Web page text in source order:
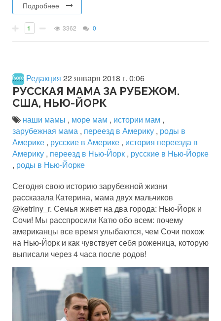
Подробнее
1 3362 0
Редакция 22 января 2018 г. 0:06
РУССКАЯ МАМА ЗА РУБЕЖОМ.
США, НЬЮ-ЙОРК
наши мамы , море мам , истории мам ,
зарубежная мама , переезд в Америку , роды в
Америке , русские в Америке , история переезда в
Америку , переезд в Нью-Йорк , русские в Нью-Йорке
, роды в Нью-Йорке
Сегодня свою историю зарубежной жизни
рассказала Катерина, мама двух мальчиков
@ketriny_r. Семья живет на два города: Нью-Йорк и
Сочи! Мы расспросили Катю обо всем: почему
американцы все время улыбаются, чем Сочи похож
на Нью-Йорк и как чувствует себя роженица, которую
выписали через 4 часа после родов!